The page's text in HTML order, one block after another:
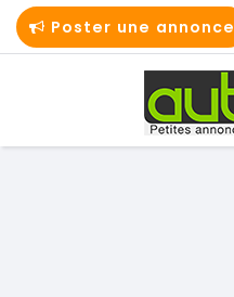
Poster une annonce